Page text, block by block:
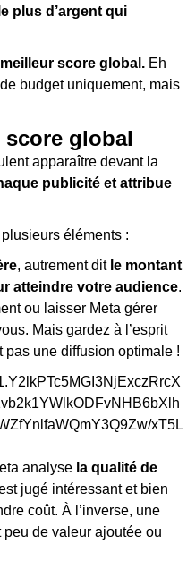
plus d’argent qui
score global. Eh
budget uniquement, mais
global
apparaître devant la
publicité et attribue
éléments :
, autrement dit le montant
atteindre votre audience.
ou laisser Meta gérer
Mais gardez à l’esprit
pas une diffusion optimale !
xT5L
analyse la qualité de
jugé intéressant et bien
coût. À l’inverse, une
de valeur ajoutée ou